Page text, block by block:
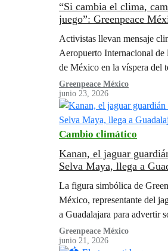
“Si cambia el clima,
juego”: Greenpeace
Activistas llevan mensaje
Aeropuerto Internacional de
de México en la víspera del
partido de México en el
Greenpeace México
junio 23, 2026
Cambio climático
Kanan, el jaguar
Selva Maya, llega a
La figura simbólica de
México, representante del
a Guadalajara para advertir
efectos del cambio climático,
marco del evento mundialista
Greenpeace México
junio 21, 2026